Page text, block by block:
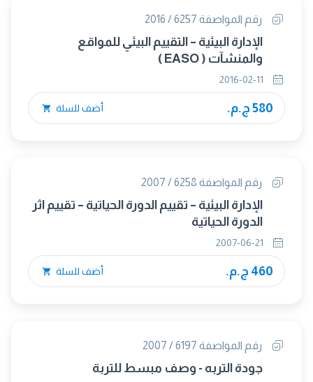
رقم المواصفة 6257 / 2016
الإدارة البيئية – التقييم البيئي للمواقع
والمنشآت ( EASO )
580 ج.م. أضف للسلة
رقم المواصفة 6258 / 2007
الإدارة البيئية – تقييم الدورة الحياتية – تقييم اثر
الدورة الحياتية
460 ج.م. أضف للسلة
رقم المواصفة 6197 / 2007
جودة التربه - وصف مبسط للتربة